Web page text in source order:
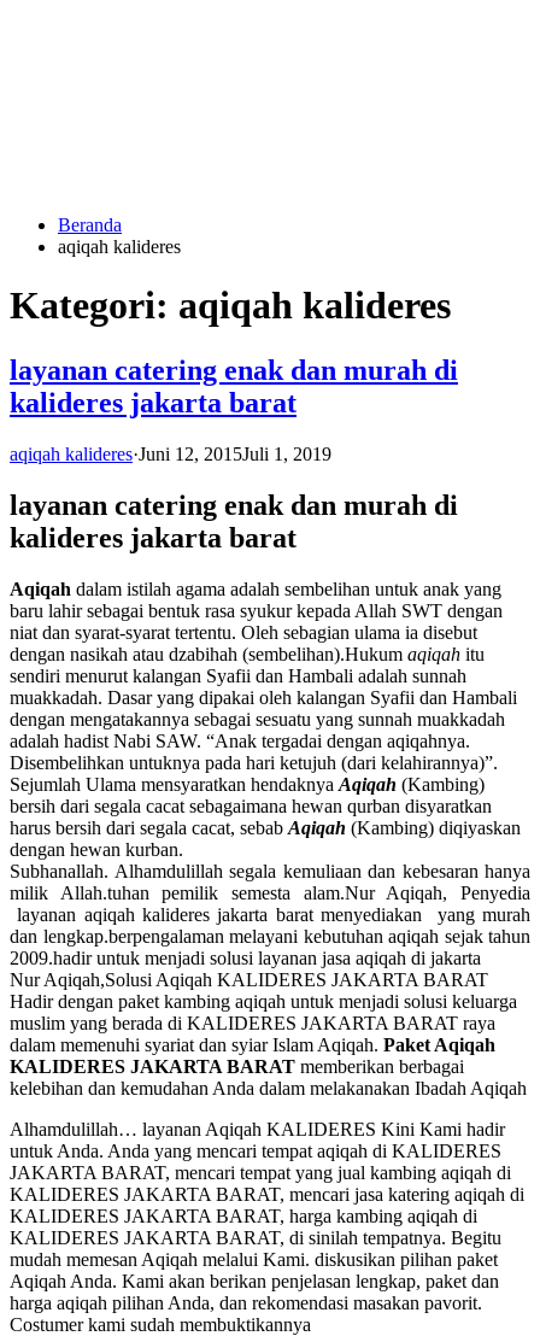
HUBUNGI
KAMI
0823
6713
Beranda
aqiqah kalideres
Kategori: aqiqah kalideres
layanan catering enak dan murah di
kalideres jakarta barat
aqiqah kalideres·Juni 12, 2015Juli 1, 2019
layanan catering enak dan murah di
kalideres jakarta barat
Aqiqah dalam istilah agama adalah sembelihan untuk anak yang
baru lahir sebagai bentuk rasa syukur kepada Allah SWT dengan
niat dan syarat-syarat tertentu. Oleh sebagian ulama ia disebut
dengan nasikah atau dzabihah (sembelihan).Hukum aqiqah itu
sendiri menurut kalangan Syafii dan Hambali adalah sunnah
muakkadah. Dasar yang dipakai oleh kalangan Syafii dan Hambali
dengan mengatakannya sebagai sesuatu yang sunnah muakkadah
adalah hadist Nabi SAW. “Anak tergadai dengan aqiqahnya.
Disembelihkan untuknya pada hari ketujuh (dari kelahirannya)”.
Sejumlah Ulama mensyaratkan hendaknya Aqiqah (Kambing)
bersih dari segala cacat sebagaimana hewan qurban disyaratkan
harus bersih dari segala cacat, sebab Aqiqah (Kambing) diqiyaskan
dengan hewan kurban.
Subhanallah. Alhamdulillah segala kemuliaan dan kebesaran hanya
milik Allah.tuhan pemilik semesta alam.Nur Aqiqah, Penyedia
layanan aqiqah kalideres jakarta barat menyediakan yang murah
dan lengkap.berpengalaman melayani kebutuhan aqiqah sejak tahun
2009.hadir untuk menjadi solusi layanan jasa aqiqah di jakarta
Nur Aqiqah,Solusi Aqiqah KALIDERES JAKARTA BARAT
Hadir dengan paket kambing aqiqah untuk menjadi solusi keluarga
muslim yang berada di KALIDERES JAKARTA BARAT raya
dalam memenuhi syariat dan syiar Islam Aqiqah. Paket Aqiqah
KALIDERES JAKARTA BARAT memberikan berbagai
kelebihan dan kemudahan Anda dalam melakanakan Ibadah Aqiqah
Alhamdulillah… layanan Aqiqah KALIDERES Kini Kami hadir
untuk Anda. Anda yang mencari tempat aqiqah di KALIDERES
JAKARTA BARAT, mencari tempat yang jual kambing aqiqah di
KALIDERES JAKARTA BARAT, mencari jasa katering aqiqah di
KALIDERES JAKARTA BARAT, harga kambing aqiqah di
KALIDERES JAKARTA BARAT, di sinilah tempatnya. Begitu
mudah memesan Aqiqah melalui Kami. diskusikan pilihan paket
Aqiqah Anda. Kami akan berikan penjelasan lengkap, paket dan
harga aqiqah pilihan Anda, dan rekomendasi masakan pavorit.
Costumer kami sudah membuktikannya